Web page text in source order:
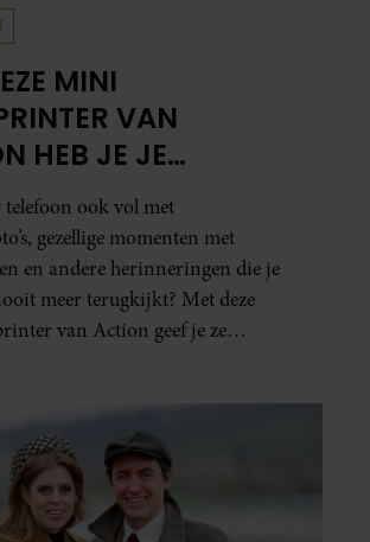
MINI
VAN
HEB JE JE
FOTO’S BINNEN
IN HANDEN
telefoon ook vol met
gezellige momenten met
en andere herinneringen die je
meer terugkijkt? Met deze
van Action geef je ze